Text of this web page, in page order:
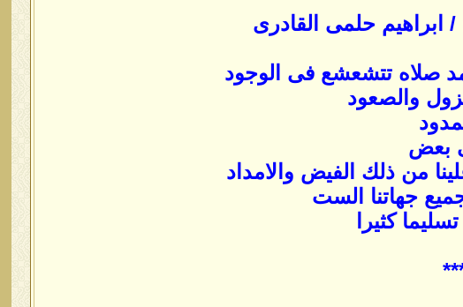
/ ابراهيم حلمى القادرى
صلاه تتشعشع فى الوجود
والصعود
بعض
من ذلك الفيض والامداد
جهاتنا الست
كثيرا